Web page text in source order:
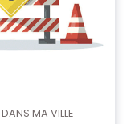
MA VILLE